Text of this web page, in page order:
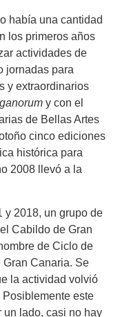
había una cantidad
los primeros años
actividades de
jornadas para
y extraordinarios
y con el
de Bellas Artes
cinco ediciones
histórica para
2008 llevó a la
y 2018, un grupo de
Cabildo de Gran
de Ciclo de
Canaria. Se
la actividad volvió
este
un lado, casi no hay